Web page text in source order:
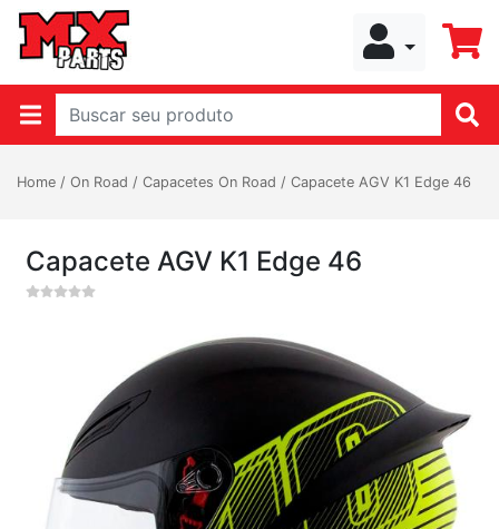
Home / On Road / Capacetes On Road / Capacete AGV K1 Edge 46
Capacete AGV K1 Edge 46